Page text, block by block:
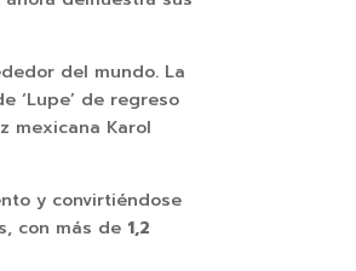
del mundo. La
‘Lupe’ de regreso
mexicana Karol
y convirtiéndose
con más de 1,2